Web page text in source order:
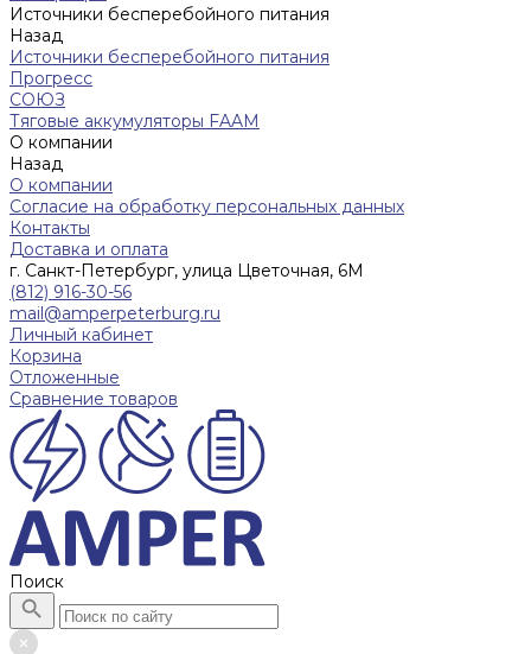
Источники бесперебойного питания
Назад
Источники бесперебойного питания
Прогресс
СОЮЗ
Тяговые аккумуляторы FAAM
О компании
Назад
О компании
Согласие на обработку персональных данных
Контакты
Доставка и оплата
г. Санкт-Петербург, улица Цветочная, 6М
(812) 916-30-56
mail@amperpeterburg.ru
Личный кабинет
Корзина
Отложенные
Сравнение товаров
Поиск